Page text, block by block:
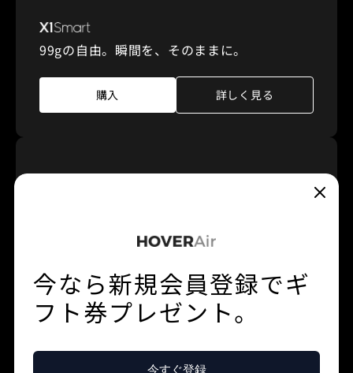
99gの自由。瞬間を、そのままに。
購入 詳しく見る